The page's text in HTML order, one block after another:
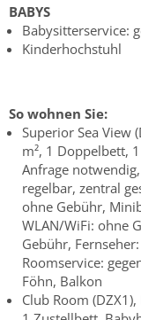
BABYS
Babysitterservice:
Kinderhochstuhl
So wohnen Sie:
Superior Sea View
m², 1 Doppelbett,
Anfrage
regelbar, zentral
ohne Gebühr,
WLAN/WiFi: ohne
Gebühr,
Roomservice:
Föhn, Balkon
Club Room